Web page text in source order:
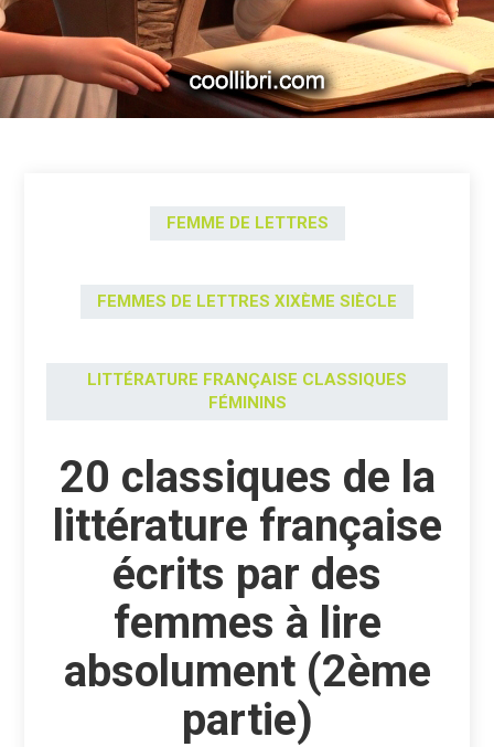
FEMME DE LETTRES
FEMMES DE LETTRES XIXÈME SIÈCLE
LITTÉRATURE FRANÇAISE CLASSIQUES
FÉMININS
20 classiques de la
littérature française
écrits par des
femmes à lire
absolument (2ème
partie)